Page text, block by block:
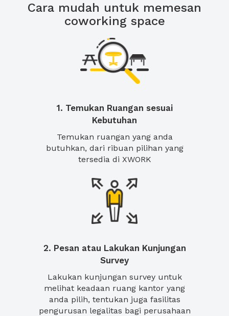
Cara mudah untuk memesan
coworking space
1. Temukan Ruangan sesuai
Kebutuhan
Temukan ruangan yang anda
butuhkan, dari ribuan pilihan yang
tersedia di XWORK
2. Pesan atau Lakukan Kunjungan
Survey
Lakukan kunjungan survey untuk
melihat keadaan ruang kantor yang
anda pilih, tentukan juga fasilitas
pengurusan legalitas bagi perusahaan